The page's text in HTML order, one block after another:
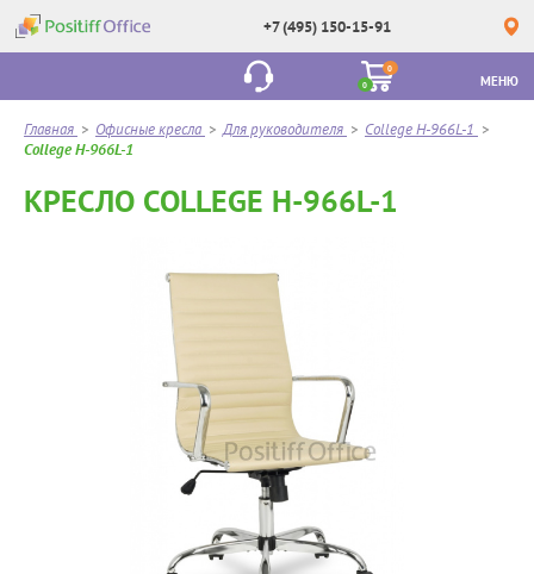
+7 (495) 150-15-91
0
0
МЕНЮ
Главная > Офисные кресла >Для руководителя > College H-966L-1 >
College H-966L-1
КРЕСЛО COLLEGE H-966L-1